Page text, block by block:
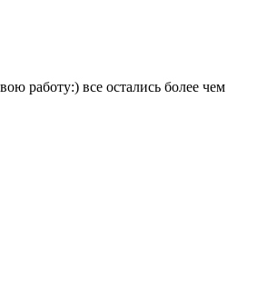
работу:) все остались более чем